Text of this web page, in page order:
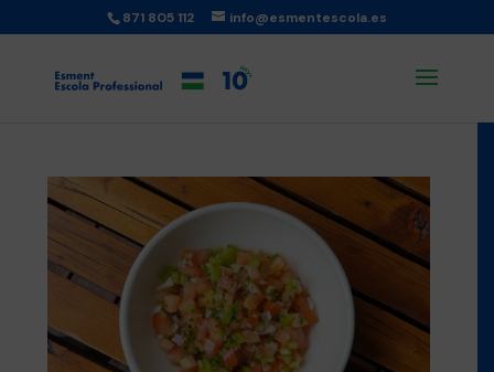
871 805 112 info@esmentescola.es